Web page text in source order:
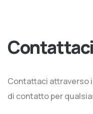
Contattaci
Contattaci attraverso
di contatto per